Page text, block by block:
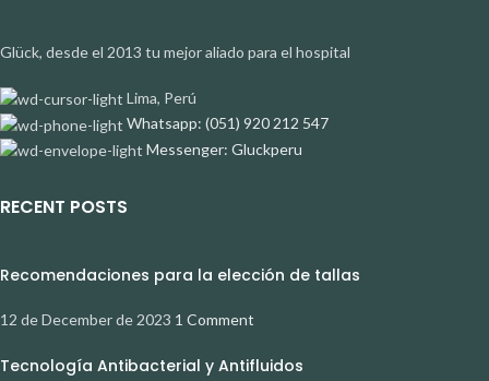
Glück, desde el 2013 tu mejor aliado para el hospital
Lima, Perú
Whatsapp: (051) 920 212 547
Messenger: Gluckperu
RECENT POSTS
Recomendaciones para la elección de tallas
12 de December de 2023 1 Comment
Tecnología Antibacterial y Antifluidos